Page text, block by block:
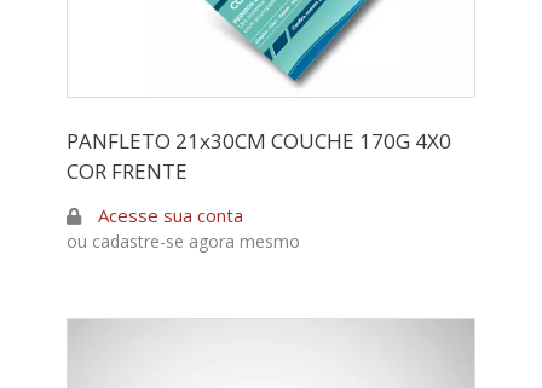
PANFLETO 21x30CM COUCHE 170G 4X0
COR FRENTE
Acesse sua conta
ou cadastre-se agora mesmo